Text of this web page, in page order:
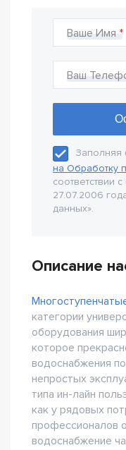
Ваше Имя
Ваш
Заполняя
на Обработку
соответствии
27.07.2006
данных».
Описание
категории
оборудования
которое
водоснабжения
непростых
типа ин-лайн
как у рядовых
профессионалов
водоснабжение